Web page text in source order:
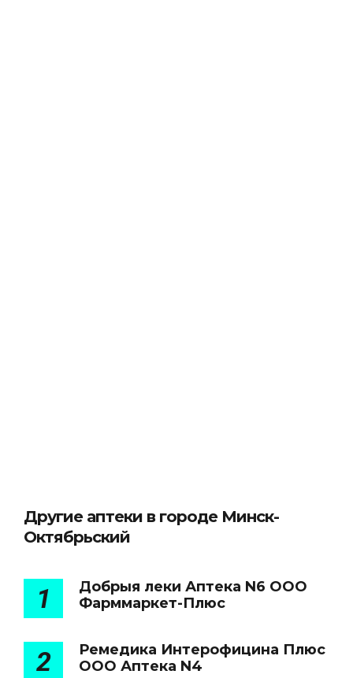
Другие аптеки в городе Минск-
Октябрьский
1
Добрыя леки Аптека N6 ООО
Фарммаркет-Плюс
2
Ремедика Интерофицина Плюс
ООО Аптека N4